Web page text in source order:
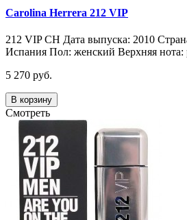
Carolina Herrera 212 VIP
212 VIP CH Дата выпуска: 2010
Испания Пол: женский Верхняя нота:
5 270 руб.
В корзину
Смотреть